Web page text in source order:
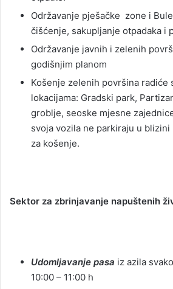
Održavanje pješačke zone i
čišćenje, sakupljanje otpadaka i
Održavanje javnih i zelenih
godišnjim planom
Košenje zelenih površina radiće
lokacijama: Gradski park,
groblje, seoske mjesne
svoja vozila ne parkiraju u
za košenje.
Sektor za zbrinjavanje napuštenih
Udomljavanje pasa iz azila
10:00 – 11:00 h